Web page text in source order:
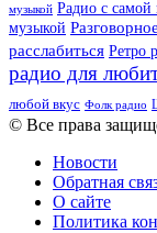
музыкой Радио с самой
музыкой
расслабиться Ретро
радио для
любой вкус Фолк радио
© Все права
Новости
Обратная
О сайте
Политика